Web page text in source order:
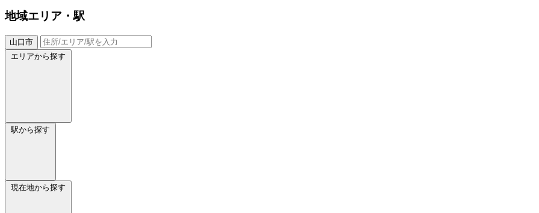
地域エリア・駅
山口市
エリアから探す
駅から探す
現在地から探す